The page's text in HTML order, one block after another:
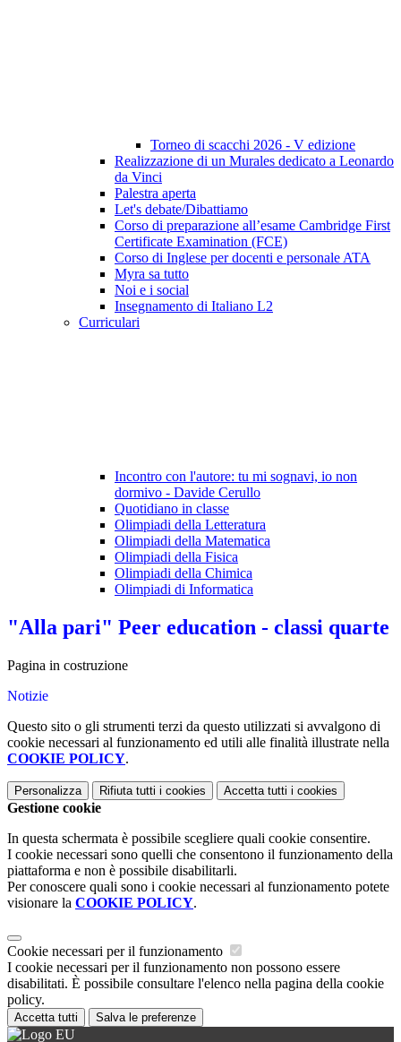
Torneo di scacchi 2026 - V edizione
Realizzazione di un Murales dedicato a Leonardo
da Vinci
Palestra aperta
Let's debate/Dibattiamo
Corso di preparazione all’esame Cambridge First
Certificate Examination (FCE)
Corso di Inglese per docenti e personale ATA
Myra sa tutto
Noi e i social
Insegnamento di Italiano L2
Curriculari
Incontro con l'autore: tu mi sognavi, io non
dormivo - Davide Cerullo
Quotidiano in classe
Olimpiadi della Letteratura
Olimpiadi della Matematica
Olimpiadi della Fisica
Olimpiadi della Chimica
Olimpiadi di Informatica
"Alla pari" Peer education - classi quarte
Pagina in costruzione
Notizie
Questo sito o gli strumenti terzi da questo utilizzati si avvalgono di
cookie necessari al funzionamento ed utili alle finalità illustrate nella
COOKIE POLICY.
Personalizza Rifiuta tutti i cookies Accetta tutti i cookies
Gestione cookie
In questa schermata è possibile scegliere quali cookie consentire.
I cookie necessari sono quelli che consentono il funzionamento della
piattaforma e non è possibile disabilitarli.
Per conoscere quali sono i cookie necessari al funzionamento potete
visionare la COOKIE POLICY.
Cookie necessari per il funzionamento
I cookie necessari per il funzionamento non possono essere
disabilitati. È possibile consultare l'elenco nella pagina della cookie
policy.
Accetta tutti Salva le preferenze